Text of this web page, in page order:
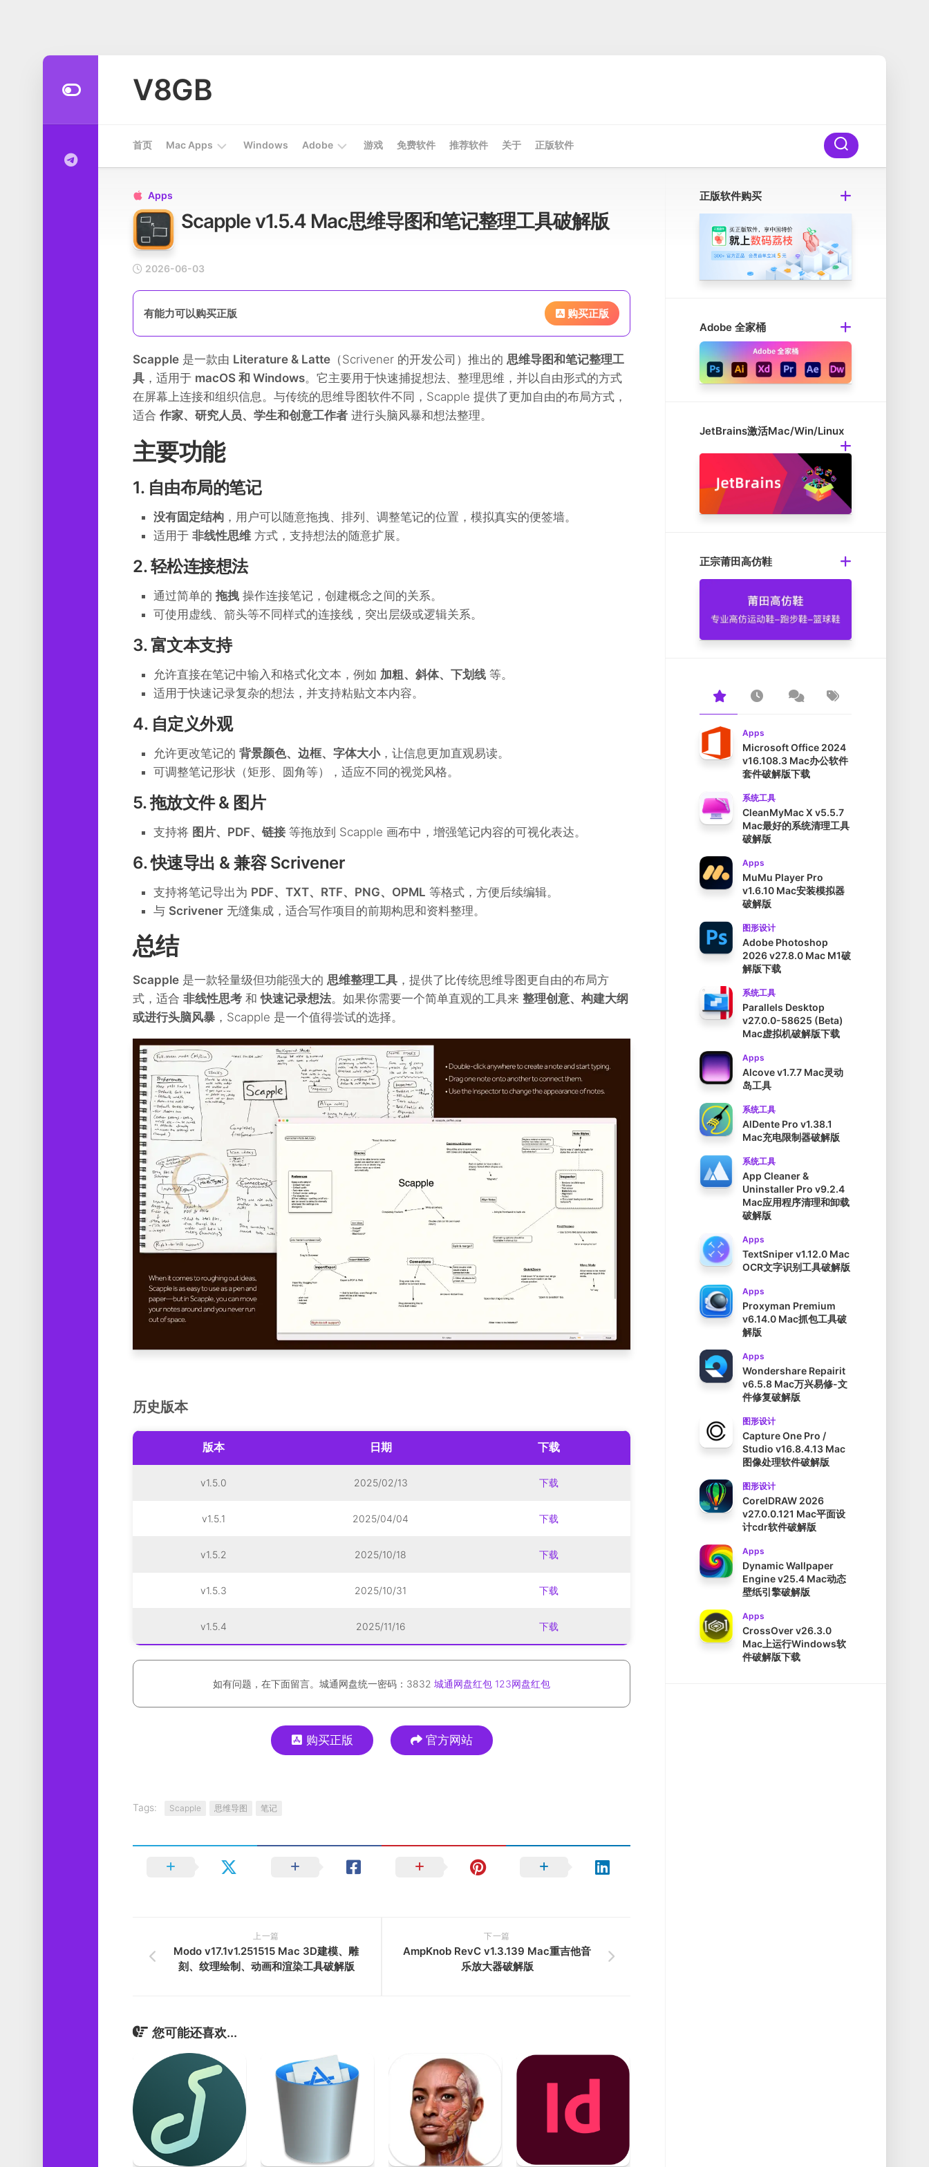
V8GB
首页 Mac Apps
开
系
工
图
形
设
计
体
软
乐
Windows Adobe 游戏 免费软件 推荐软件 关于 正版软件
 Apps
Scapple v1.5.4 Mac思维导图和笔记整理工具破解版
2026-06-03
有能力可以购买正版 购买正版
Scapple 是一款由 Literature & Latte （Scrivener 的开发公司）推出的 思维导图和笔记整理工
具 ，适用于 macOS 和 Windows。它主要用于快速捕捉想法、整理思维，并以自由形式的方式
在屏幕上连接和组织信息。与传统的思维导图软件不同，Scapple 提供了更加自由的布局方式，
适合 作家、研究人员、学生和创意工作者 进行头脑风暴和想法整理。
主要功能
1. 自由布局的笔记
没有固定结构 ，用户可以随意拖拽、排列、调整笔记的位置，模拟真实的便签墙。
适用于 非线性思维 方式，支持想法的随意扩展。
2. 轻松连接想法
通过简单的 拖拽 操作连接笔记，创建概念之间的关系。
可使用虚线、箭头等不同样式的连接线，突出层级或逻辑关系。
3. 富文本支持
允许直接在笔记中输入和格式化文本，例如 加粗、斜体、下划线 等。
适用于快速记录复杂的想法，并支持粘贴文本内容。
4. 自定义外观
允许更改笔记的 背景颜色、边框、字体大小，让信息更加直观易读。
可调整笔记形状（矩形、圆角等），适应不同的视觉风格。
5. 拖放文件 & 图片
支持将 图片、PDF、链接 等拖放到 Scapple 画布中，增强笔记内容的可视化表达。
6. 快速导出 & 兼容 Scrivener
支持将笔记导出为 PDF、TXT、RTF、PNG、OPML 等格式，方便后续编辑。
与 Scrivener 无缝集成，适合写作项目的前期构思和资料整理。
总结
Scapple 是一款轻量级但功能强大的 思维整理工具 ，提供了比传统思维导图更自由的布局方
式，适合 非线性思考 和快速记录想法。如果你需要一个简单直观的工具来 整理创意、构建大纲
或进行头脑风暴 ，Scapple 是一个值得尝试的选择。
历史版本
版本 日期 下载
v1.5.0 2025/02/13 下载
v1.5.1 2025/04/04 下载
v1.5.2 2025/10/18 下载
v1.5.3 2025/10/31 下载
v1.5.4 2025/11/16 下载
如有问题，在下面留言。城通网盘统一密码：3832 城通网盘红包 123网盘红包
购买正版 官方网站
Tags: Scapple 思维导图 笔记
下一篇
AmpKnob RevC v1.3.139 Mac重吉他音
乐放大器破解版
上一篇
Modo v17.1v1.251515 Mac 3D建模、雕
刻、纹理绘制、动画和渲染工具破解版
您可能还喜欢...
正版软件购买
Adobe 全家桶
JetBrains激活Mac/Win/Linux
正宗莆田高仿鞋
Apps
Microsoft Office 2024
v16.108.3 Mac办公软件
套件破解版下载
系统工具
CleanMyMac X v5.5.7
Mac最好的系统清理工具
破解版
Apps
MuMu Player Pro
v1.6.10 Mac安装模拟器
破解版
图形设计
Adobe Photoshop
2026 v27.8.0 Mac M1破
解版下载
系统工具
Parallels Desktop
v27.0.0-58625 (Beta)
Mac虚拟机破解版下载
Apps
Alcove v1.7.7 Mac灵动
岛工具
系统工具
AlDente Pro v1.38.1
Mac充电限制器破解版
系统工具
App Cleaner &
Uninstaller Pro v9.2.4
Mac应用程序清理和卸载
破解版
Apps
TextSniper v1.12.0 Mac
OCR文字识别工具破解版
Apps
Proxyman Premium
v6.14.0 Mac抓包工具破
解版
Apps
Wondershare Repairit
v6.5.8 Mac万兴易修-文
件修复破解版
图形设计
Capture One Pro /
Studio v16.8.4.13 Mac
图像处理软件破解版
图形设计
CorelDRAW 2026
v27.0.0.121 Mac平面设
计cdr软件破解版
Apps
Dynamic Wallpaper
Engine v25.4 Mac动态
壁纸引擎破解版
Apps
CrossOver v26.3.0
Mac上运行Windows软
件破解版下载